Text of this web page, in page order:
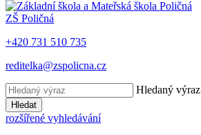
ZŠ Poličná
+420 731 510 735
reditelka@zspolicna.cz
Hledaný výraz
Hledat
rozšířené vyhledávání